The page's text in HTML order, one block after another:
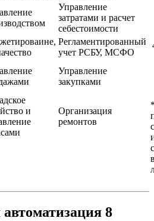
Управление
затратами и расчет
себестоимости
Регламентированный
учет РСБУ, МСФО
Управление
закупками
и
Организация
ремонтов
8